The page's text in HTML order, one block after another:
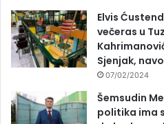
Elvis
večeras u
Sjenjak,
07/02/2024
Šemsudin
politika ima